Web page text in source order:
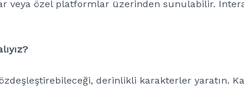
veya özel platformlar üzerinden sunulabilir.
derinlikli karakterler yaratın.